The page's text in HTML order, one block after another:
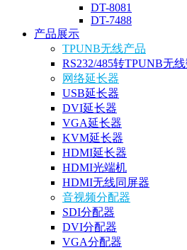
DT-8081
DT-7488
产品展示
TPUNB无线产品
RS232/485转TPUNB无
网络延长器
USB延长器
DVI延长器
VGA延长器
KVM延长器
HDMI延长器
HDMI光端机
HDMI无线同屏器
音视频分配器
SDI分配器
DVI分配器
VGA分配器